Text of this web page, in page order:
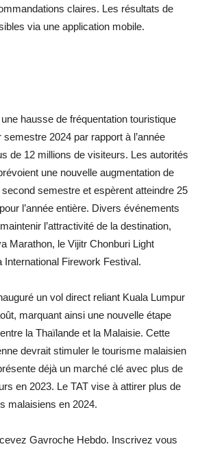
claires. Les résultats de
via une application mobile.
hausse de fréquentation touristique
2024 par rapport à l’année
de 12 millions de visiteurs. Les autorités
une nouvelle augmentation de
semestre et espèrent atteindre 25
l’année entière. Divers événements
l’attractivité de la destination,
Marathon, le Vijitr Chonburi Light
International Firework Festival.
un vol direct reliant Kuala Lumpur
marquant ainsi une nouvelle étape
la Thaïlande et la Malaisie. Cette
devrait stimuler le tourisme malaisien
déjà un marché clé avec plus de
en 2023. Le TAT vise à attirer plus de
malaisiens en 2024.
Gavroche Hebdo. Inscrivez vous